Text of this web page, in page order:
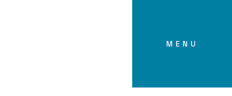
MENU